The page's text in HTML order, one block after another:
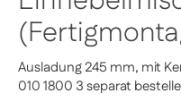
Ausladung 245 mm, mit
010 1800 3 separat